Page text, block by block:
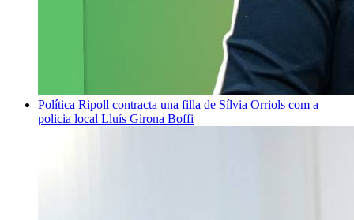
Política Ripoll contracta una filla de Sílvia Orriols com a
policia local Lluís Girona Boffi